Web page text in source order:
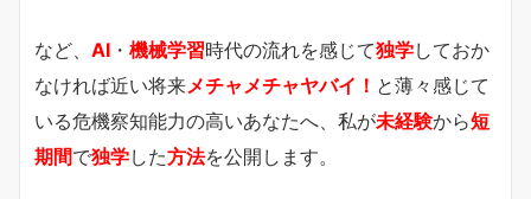
など、 AI ・ 機械学習時代の流れを感じて独学しておか
なければ近い将来メチャメチャヤバイ！ と薄々感じて
いる危機察知能力の高いあなたへ、私が未経験から短
期間で独学した方法を公開します。